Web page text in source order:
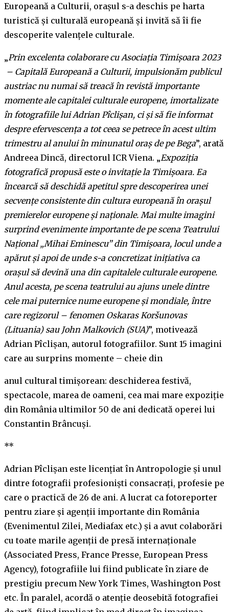
Europeană a Culturii, orașul s-a deschis pe harta
turistică și culturală europeană și invită să îi fie
descoperite valențele culturale.
„Prin excelenta colaborare cu Asociația Timișoara 2023
– Capitală Europeană a Culturii, impulsionăm publicul
austriac nu numai să treacă în revistă importante
momente ale capitalei culturale europene, imortalizate
în fotografiile lui Adrian Pîclișan, ci și să fie informat
despre efervescența a tot ceea se petrece în acest ultim
trimestru al anului în minunatul oraș de pe Bega”, arată
Andreea Dincă, directorul ICR Viena. „Expoziția
fotografică propusă este o invitație la Timișoara. Ea
încearcă să deschidă apetitul spre descoperirea unei
secvențe consistente din cultura europeană în orașul
premierelor europene și naționale. Mai multe imagini
surprind evenimente importante de pe scena Teatrului
Național „Mihai Eminescu” din Timișoara, locul unde a
apărut și apoi de unde s-a concretizat inițiativa ca
orașul să devină una din capitalele culturale europene.
Anul acesta, pe scena teatrului au ajuns unele dintre
cele mai puternice nume europene și mondiale, între
care regizorul – fenomen Oskaras Koršunovas
(Lituania) sau John Malkovich (SUA)”, motivează
Adrian Pîclișan, autorul fotografiilor. Sunt 15 imagini
care au surprins momente – cheie din
anul cultural timișorean: deschiderea festivă,
spectacole, marea de oameni, cea mai mare expoziție
din România ultimilor 50 de ani dedicată operei lui
Constantin Brâncuși.
**
Adrian Pîclișan este licențiat în Antropologie și unul
dintre fotografii profesioniști consacrați, profesie pe
care o practică de 26 de ani. A lucrat ca fotoreporter
pentru ziare și agenții importante din România
(Evenimentul Zilei, Mediafax etc.) și a avut colaborări
cu toate marile agenții de presă internaționale
(Associated Press, France Presse, European Press
Agency), fotografiile lui fiind publicate în ziare de
prestigiu precum New York Times, Washington Post
etc. În paralel, acordă o atenție deosebită fotografiei